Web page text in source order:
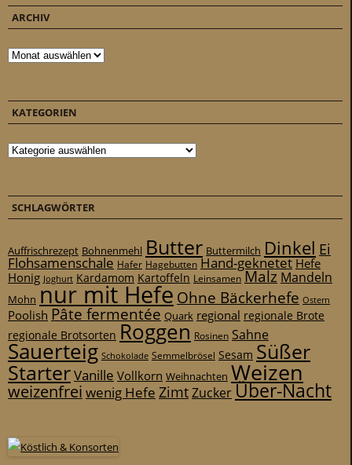
ARCHIV
Archiv
KATEGORIEN
Kategorien
SCHLAGWÖRTER
Auffrischrezept Bohnenmehl Butter Buttermilch Dinkel Ei
Flohsamenschale Hafer Hagebutten Hand-geknetet Hefe
Honig Joghurt Kardamom Kartoffeln Leinsamen Malz Mandeln
Mohn nur mit Hefe Ohne Bäckerhefe Ostern
Poolish Pâte fermentée Quark regional regionale Brote
regionale Brotsorten Roggen Rosinen Sahne
Sauerteig Schokolade Semmelbrösel Sesam Süßer
StarterVanille Vollkorn Weihnachten Weizen
weizenfrei wenig Hefe ZimtZuckerÜber-Nacht